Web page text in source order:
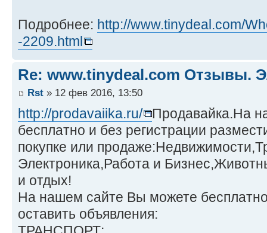
Подробнее: http://www.tinydeal.com/
-2209.html
Re: www.tinydeal.com Отзывы.
Rst » 12 фев 2016, 13:50
http://prodavaiika.ru/
Продавайка.На
бесплатно и без регистрации
покупке или
Электроника,Работа и
и отдых!
На нашем сайте Вы можете
оставить объявления: